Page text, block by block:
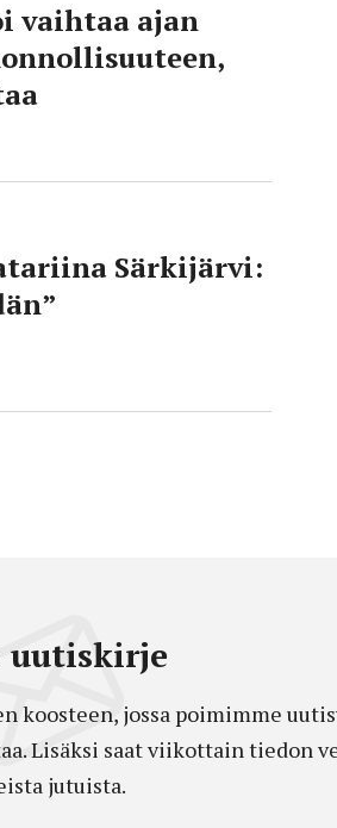
vaihtaa ajan
Särkijärvi:
uutiskirje
koosteen, jossa poimimme
Lisäksi saat viikottain tiedon
jutuista.